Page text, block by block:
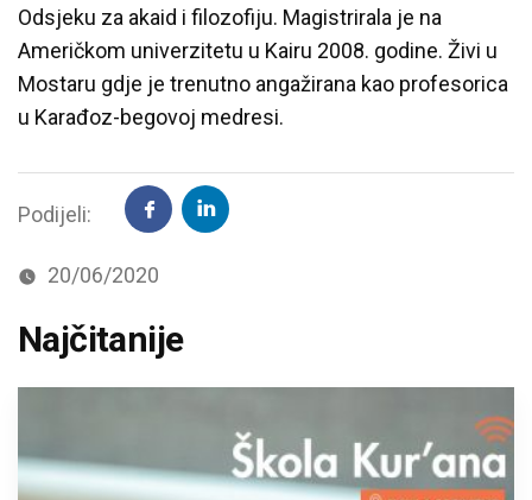
Odsjeku za akaid i filozofiju. Magistrirala je na
Američkom univerzitetu u Kairu 2008. godine. Živi u
Mostaru gdje je trenutno angažirana kao profesorica
u Karađoz-begovoj medresi.
Podijeli:
20/06/2020
Najčitanije